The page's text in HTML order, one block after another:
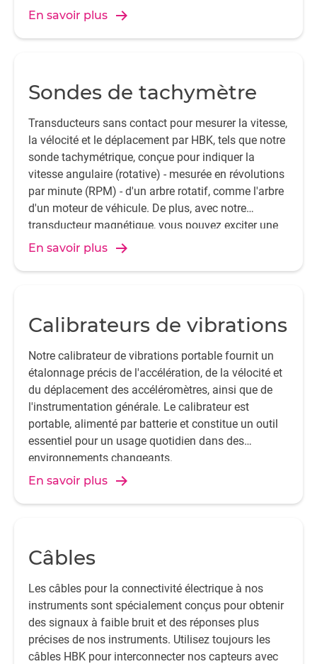
ont été méticuleusement conçus pour répondre aux
Avec la capacité d'exciter des structures les plus
applications les plus exigeantes.
En savoir plus
Sondes de tachymètre
Transducteurs sans contact pour mesurer la vitesse,
la vélocité et le déplacement par HBK, tels que notre
sonde tachymétrique, conçue pour indiquer la
vitesse angulaire (rotative) - mesurée en révolutions
par minute (RPM) - d'un arbre rotatif, comme l'arbre
d'un moteur de véhicule. De plus, avec notre
transducteur magnétique, vous pouvez exciter une
structure d'essai en utilisant le transducteur comme
miniature sans contact pour déterminer les
En savoir plus
Calibrateurs de vibrations
Notre calibrateur de vibrations portable fournit un
étalonnage précis de l'accélération, de la vélocité et
du déplacement des accéléromètres, ainsi que de
l'instrumentation générale. Le calibrateur est
portable, alimenté par batterie et constitue un outil
essentiel pour un usage quotidien dans des
environnements changeants.
En savoir plus
Câbles
Les câbles pour la connectivité électrique à nos
instruments sont spécialement conçus pour obtenir
des signaux à faible bruit et des réponses plus
précises de nos instruments. Utilisez toujours les
câbles HBK pour interconnecter nos capteurs avec